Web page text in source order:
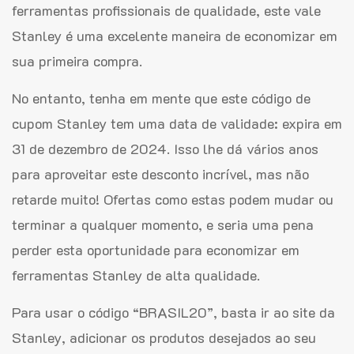
ferramentas profissionais de qualidade, este vale
Stanley é uma excelente maneira de economizar em
sua primeira compra.
No entanto, tenha em mente que este código de
cupom Stanley tem uma data de validade: expira em
31 de dezembro de 2024. Isso lhe dá vários anos
para aproveitar este desconto incrível, mas não
retarde muito! Ofertas como estas podem mudar ou
terminar a qualquer momento, e seria uma pena
perder esta oportunidade para economizar em
ferramentas Stanley de alta qualidade.
Para usar o código “BRASIL20”, basta ir ao site da
Stanley, adicionar os produtos desejados ao seu